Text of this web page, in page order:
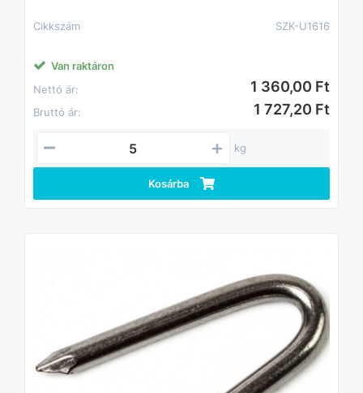
Cikkszám SZK-U1616
Van raktáron
Nettó ár:
1 360,00 Ft
Bruttó ár: 1 727,20 Ft
kg
Kosárba